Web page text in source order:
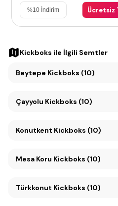
%10 İndirim Ücretsiz
Kickboks ile İlgili Semtler
Beytepe Kickboks (10)
Çayyolu Kickboks (10)
Konutkent Kickboks (10)
Mesa Koru Kickboks (10)
Türkkonut Kickboks (10)